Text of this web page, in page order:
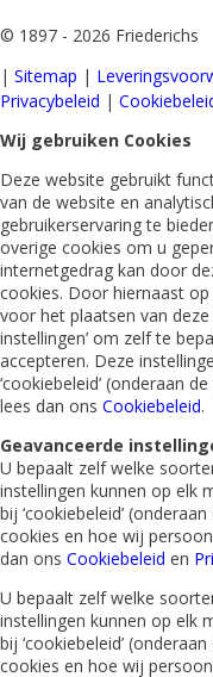
© 1897 - 2026 Friederichs
| Sitemap |
Privacybeleid |
Wij gebruiken Cookies
Deze website gebruikt
van de website en
gebruikerservaring te
overige cookies om u
internetgedrag kan door
cookies. Door hiernaast
voor het plaatsen van deze
instellingen’ om zelf te
accepteren. Deze
‘cookiebeleid’ (onderaan
lees dan ons Cookiebeleid.
Geavanceerde
U bepaalt zelf welke
instellingen kunnen op elk
bij ‘cookiebeleid’
cookies en hoe wij
dan ons Cookiebeleid en
U bepaalt zelf welke
instellingen kunnen op elk
bij ‘cookiebeleid’
cookies en hoe wij